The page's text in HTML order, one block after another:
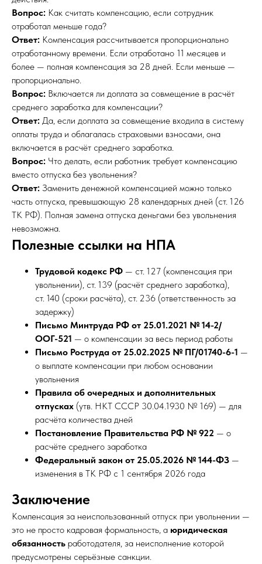
Вопрос: Как считать компенсацию, если сотрудник
отработал меньше года?
Ответ: Компенсация рассчитывается пропорционально
отработанному времени. Если отработано 11 месяцев и
более — полная компенсация за 28 дней. Если меньше —
пропорционально.
Вопрос: Включается ли доплата за совмещение в расчёт
среднего заработка для компенсации?
Ответ: Да, если доплата за совмещение входила в систему
оплаты труда и облагалась страховыми взносами, она
включается в расчёт среднего заработка.
Вопрос: Что делать, если работник требует компенсацию
вместо отпуска без увольнения?
Ответ: Заменить денежной компенсацией можно только
часть отпуска, превышающую 28 календарных дней (ст. 126
ТК РФ). Полная замена отпуска деньгами без увольнения
невозможна.
Полезные ссылки на НПА
Трудовой кодекс РФ — ст. 127 (компенсация при
увольнении), ст. 139 (расчёт среднего заработка),
ст. 140 (сроки расчёта), ст. 236 (ответственность за
задержку)
Письмо Минтруда РФ от 25.01.2021 № 14-2/
ООГ-521 — о компенсации за весь период работы
Письмо Роструда от 25.02.2025 № ПГ/01740-6-1 —
о выплате компенсации при любом основании
увольнения
Правила об очередных и дополнительных
отпусках (утв. НКТ СССР 30.04.1930 № 169) — для
расчёта количества дней
Постановление Правительства РФ № 922 — о
расчёте среднего заработка
Федеральный закон от 25.05.2026 № 144-ФЗ —
изменения в ТК РФ с 1 сентября 2026 года
Заключение
Компенсация за неиспользованный отпуск при увольнении —
это не просто кадровая формальность, а юридическая
обязанность работодателя, за неисполнение которой
предусмотрены серьёзные санкции.